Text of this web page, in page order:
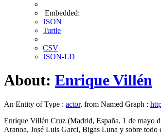
Embedded:
JSON
Turtle
CSV
JSON-LD
About: Enrique Villén
An Entity of Type : actor, from Named Graph :
Enrique Villén Cruz (Madrid, España, 1 de mayo
Aranoa, José Luis Garci, Bigas Luna y sobre todo